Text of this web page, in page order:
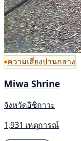
ความเสี่ยงปานกลาง
Miwa Shrine
จังหวัดอิชิกาวะ
1,931 เหตุการณ์